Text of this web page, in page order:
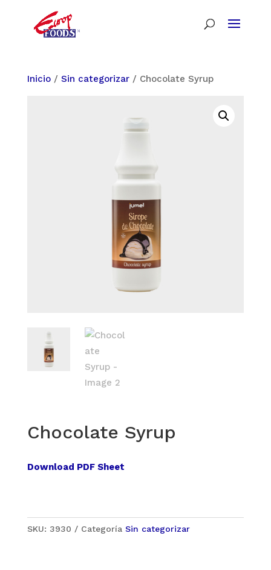
Inicio/ Sin categorizar/ Chocolate Syrup
Chocolate Syrup
Download PDF Sheet
SKU: 3930 Categoría Sin categorizar